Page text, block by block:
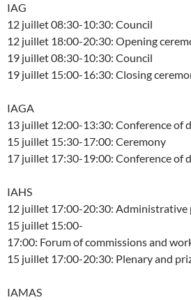
IAG
12 juillet 08:30-10:30: Council
12 juillet 18:00-20:30: Opening
19 juillet 08:30-10:30: Council
19 juillet 15:00-16:30: Closing
IAGA
13 juillet 12:00-13:30: Conference of
15 juillet 15:30-17:00: Ceremony
17 juillet 17:30-19:00: Conference of
IAHS
12 juillet 17:00-20:30: Administrative
15 juillet 15:00-
17:00: Forum of commissions and
15 juillet 17:00-20:30: Plenary and
IAMAS